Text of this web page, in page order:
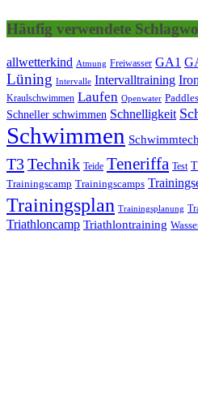
Häufig verwendete
allwetterkind Atmung Freiwasser GA1
Lüning Intervalle Intervalltraining
Kraulschwimmen Laufen Openwater Paddles
Schneller schwimmen Schnelligkeit
Schwimmen
T3Technik Teide Teneriffa Test
Trainingscamp Trainingscamps
Trainingsplan Trainingsplanung
Triathloncamp Triathlontraining